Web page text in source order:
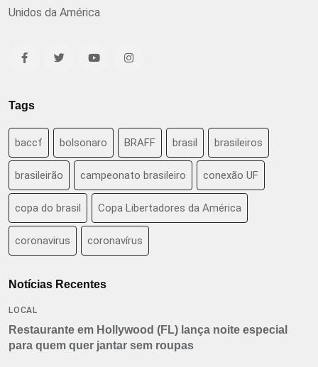
Unidos da América
Tags
baccf bolsonaro BRAFF brasil brasileiros
brasileirão campeonato brasileiro conexão UF
copa do brasil Copa Libertadores da América
coronavirus coronavírus
Notícias Recentes
LOCAL
Restaurante em Hollywood (FL) lança noite especial
para quem quer jantar sem roupas